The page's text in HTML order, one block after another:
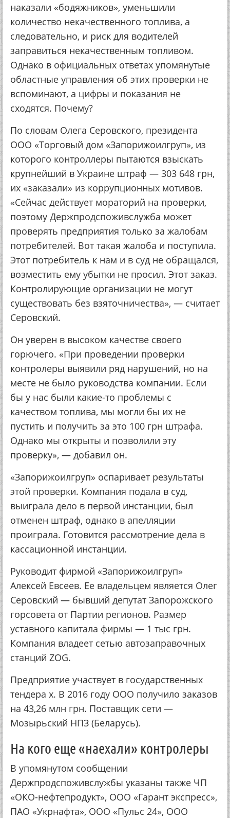
наказали «бодяжников», уменьшили
количество некачественного топлива, а
следовательно, и риск для водителей
заправиться некачественным топливом.
Однако в официальных ответах упомянутые
областные управления об этих проверки не
вспоминают, а цифры и показания не
сходятся. Почему?
По словам Олега Серовского, президента
ООО «Торговый дом «Запорижоилгруп», из
которого контроллеры пытаются взыскать
крупнейший в Украине штраф — 303 648 грн,
их «заказали» из коррупционных мотивов.
«Сейчас действует мораторий на проверки,
поэтому Держпродспоживслужба может
проверять предприятия только за жалобам
потребителей. Вот такая жалоба и поступила.
Этот потребитель к нам и в суд не обращался,
возместить ему убытки не просил. Этот заказ.
Контролирующие организации не могут
существовать без взяточничества», — считает
Серовский.
Он уверен в высоком качестве своего
горючего. «При проведении проверки
контролеры выявили ряд нарушений, но на
месте не было руководства компании. Если
бы у нас были какие-то проблемы с
качеством топлива, мы могли бы их не
пустить и получить за это 100 грн штрафа.
Однако мы открыты и позволили эту
проверку», — добавил он.
«Запорижоилгруп» оспаривает результаты
этой проверки. Компания подала в суд,
выиграла дело в первой инстанции, был
отменен штраф, однако в апелляции
проиграла. Готовится рассмотрение дела в
кассационной инстанции.
Руководит фирмой «Запорижоилгруп»
Алексей Евсеев. Ее владельцем является Олег
Серовский — бывший депутат Запорожского
горсовета от Партии регионов. Размер
уставного капитала фирмы — 1 тыс грн.
Компания владеет сетью автозаправочных
станций ZOG.
Предприятие участвует в государственных
тендера х. В 2016 году ООО получило заказов
на 43,26 млн грн. Поставщик сети —
Мозырьский НПЗ (Беларусь).
На кого еще «наехали» контролеры
В упомянутом сообщении
Держпродспоживслужбы указаны также ЧП
«ОКО-нефтепродукт», ООО «Гарант экспресс»,
ПАО «Укрнафта», ООО «Пульс 24», ООО